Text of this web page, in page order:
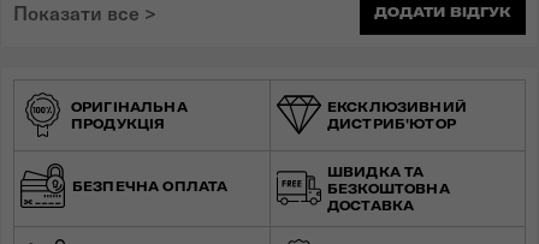
Показати все > ДОДАТИ ВІДГУК
ОРИГІНАЛЬНА
ПРОДУКЦІЯ
ЕКСКЛЮЗИВНИЙ
ДИСТРИБ'ЮТОР
БЕЗПЕЧНА ОПЛАТА
ШВИДКА ТА
БЕЗКОШТОВНА
ДОСТАВКА